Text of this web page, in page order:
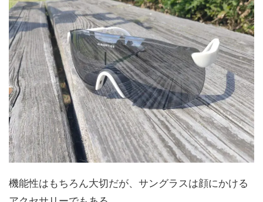
機能性はもちろん大切だが、サングラスは顔にかける